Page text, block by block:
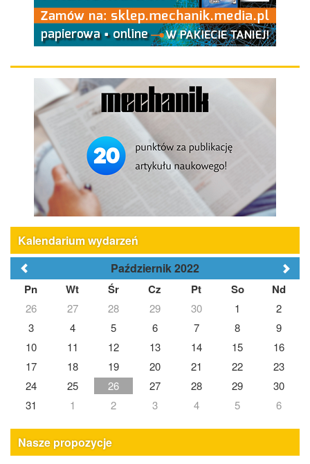
Kalendarium wydarzeń
Październik 2022
Pn Wt Śr Cz Pt So Nd
26 27 28 29 30 1
2
3
4 5 6 7 8
9
10
11 12 13 14 15
16
17
18 19 20 21 22
23
24
25 26 27 28 29
30
31
1 2 3 4 5 6
Nasze propozycje